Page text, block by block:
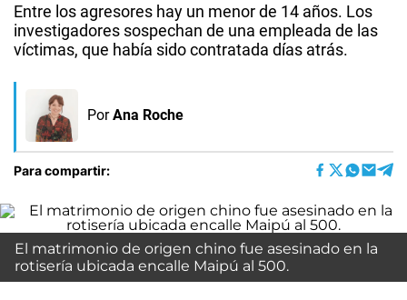
Entre los agresores hay un menor de 14 años. Los
investigadores sospechan de una empleada de las
víctimas, que había sido contratada días atrás.
Por Ana Roche
Para compartir:
El matrimonio de origen chino fue asesinado en la
rotisería ubicada encalle Maipú al 500.